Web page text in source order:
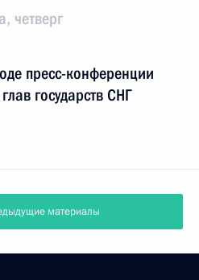
четверг
пресс-конференции
государств СНГ
материалы